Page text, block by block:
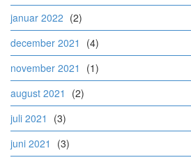
januar 2022 (2)
december 2021
(4)
november 2021
(1)
august 2021
(2)
juli 2021
(3)
juni 2021
(3)